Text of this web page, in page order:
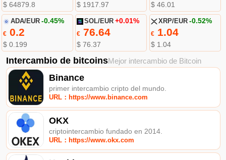
$ 64879.8 $ 1917.97 $ 46.01
ADA/EUR -0.45%
€0.2
$ 0.199
SOL/EUR +0.01%
€ 76.64
$ 76.37
XRP/EUR -0.52%
€1.04
$ 1.04
Intercambio de bitcoinsMejor intercambio de Bitcoin
Binance
primer intercambio cripto del mundo.
URL：https://www.binance.com
OKX
criptointercambio fundado en 2014.
URL：https://www.okx.com